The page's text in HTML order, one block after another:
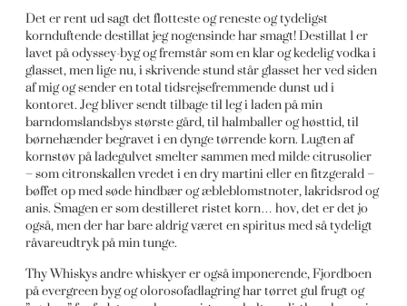
Det er rent ud sagt det flotteste og reneste og tydeligst
kornduftende destillat jeg nogensinde har smagt! Destillat 1 er
lavet på odyssey-byg og fremstår som en klar og kedelig vodka i
glasset, men lige nu, i skrivende stund står glasset her ved siden
af mig og sender en total tidsrejsefremmende dunst ud i
kontoret. Jeg bliver sendt tilbage til leg i laden på min
barndomslandsbys største gård, til halmballer og høsttid, til
børnehænder begravet i en dynge tørrende korn. Lugten af
kornstøv på ladegulvet smelter sammen med milde citrusolier
– som citronskallen vredet i en dry martini eller en fitzgerald –
bøffet op med søde hindbær og æbleblomstnoter, lakridsrod og
anis. Smagen er som destilleret ristet korn… hov, det er det jo
også, men der har bare aldrig været en spiritus med så tydeligt
råvareudtryk på min tunge.
Thy Whiskys andre whiskyer er også imponerende, Fjordboen
på evergreen byg og olorosofadlagring har tørret gul frugt og